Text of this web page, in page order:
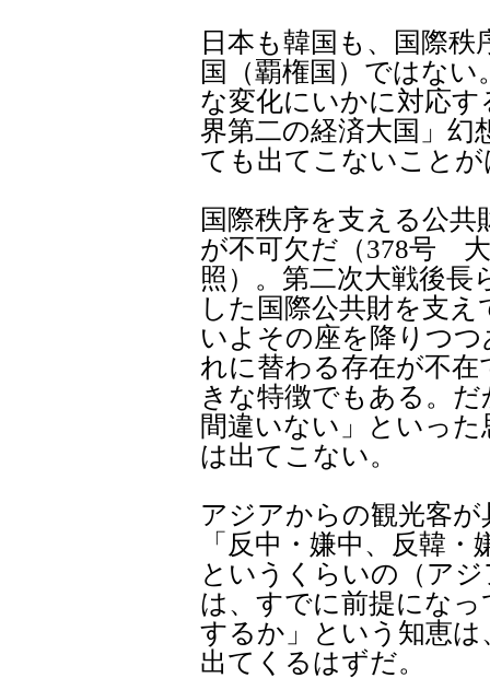
日本も韓国も、国際
国（覇権国）ではな
な変化にいかに対応
界第二の経済大国」
ても出てこないこと
国際秩序を支える公
が不可欠だ（378号
照）。第二次大戦後
した国際公共財を支
いよその座を降りつ
れに替わる存在が不
きな特徴でもある。
間違いない」といっ
は出てこない。
アジアからの観光客
「反中・嫌中、反韓
というくらいの（ア
は、すでに前提にな
するか」という知恵
出てくるはずだ。